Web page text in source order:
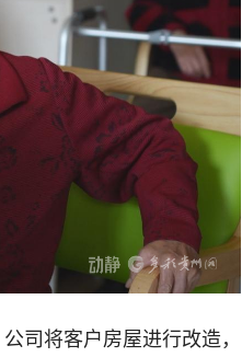
司将客户房屋进行改造，